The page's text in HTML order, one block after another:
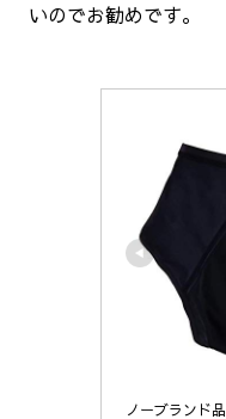
いのでお勧めです。
ノーブランド品